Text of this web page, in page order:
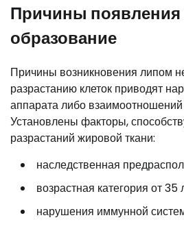
Причины появления
образование
Причины возникновения липом
разрастанию клеток приводят
аппарата либо
Установлены факторы,
разрастаний жировой ткани:
наследственная
возрастная категория от 35
нарушения иммунной